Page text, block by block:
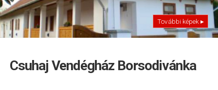
További képek ▸
Csuhaj Vendégház Borsodivánka